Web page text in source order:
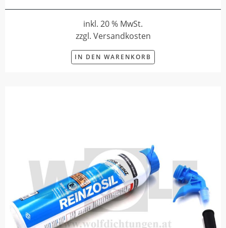
inkl. 20 % MwSt.
zzgl. Versandkosten
IN DEN WARENKORB